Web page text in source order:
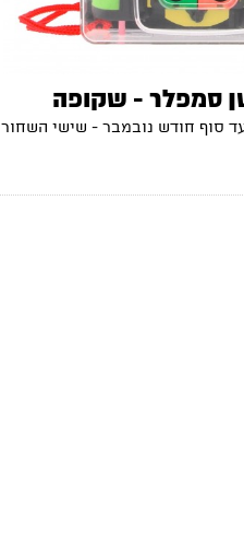
סמפלר - שקופה
סוף חודש נובמבר - שישי השחור